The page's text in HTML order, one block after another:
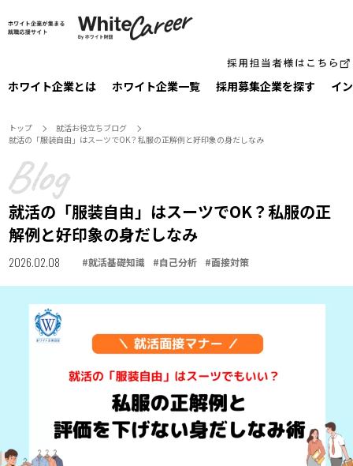
ホワイト企業とは ホワイト企業一覧 採⽤募集企業を探す イ
トップ
就活お役⽴ちブログ
就活の「服装自由」はスーツでOK？私服の正解例と好印象の身だしなみ
就活の「服装自由」はスーツでOK？私服の正
解例と好印象の身だしなみ
2026.02.08 #就活基礎知識 #自己分析 #面接対策